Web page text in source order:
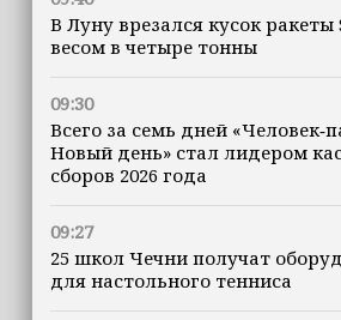
В Луну врезался кусок ракеты
весом в четыре тонны
09:30
Всего за семь дней
Новый день» стал лидером
сборов 2026 года
09:27
25 школ Чечни получат
для настольного тенниса